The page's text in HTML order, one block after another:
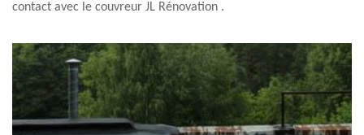
contact avec le couvreur JL Rénovation .